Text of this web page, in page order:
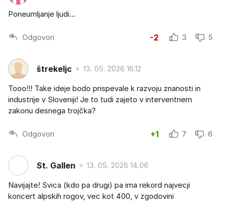
Poneumljanje ljudi...
Odgovori -2 3 5
štrekeljc 13. 05. 2026 16.12
Tooo!!! Take ideje bodo prispevale k razvoju znanosti in
industrije v Sloveniji! Je to tudi zajeto v interventnem
zakonu desnega trojčka?
Odgovori +1 7 6
St. Gallen 13. 05. 2026 14.06
Navijajte! Svica (kdo pa drugi) pa ima rekord najvecji
koncert alpskih rogov, vec kot 400, v zgodovini